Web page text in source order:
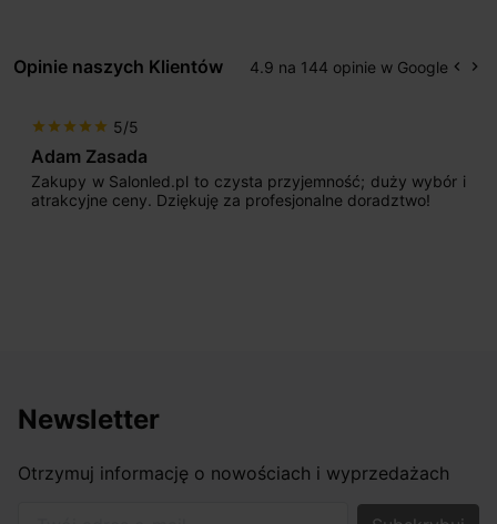
Opinie naszych Klientów 4.9 na 144 opinie w Google keyboard_arrow_left keyboard_arrow_right
star star star star star 5/5
Adam Zasada
Zakupy w Salonled.pl to czysta przyjemność; duży wybór i
atrakcyjne ceny. Dziękuję za profesjonalne doradztwo!
Newsletter
Otrzymuj informację o nowościach i wyprzedażach